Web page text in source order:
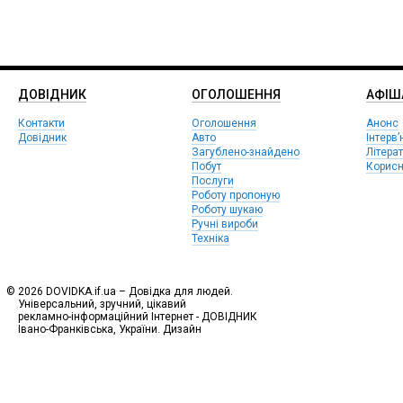
ДОВІДНИК
Контакти
Довідник
ОГОЛОШЕННЯ
Оголошення
Авто
Загублено-знайдено
Побут
Послуги
Роботу пропоную
Роботу шукаю
Ручні вироби
Техніка
Анонс
© 2026 DOVIDKA.if.ua – Довідка для людей.
Універсальний, зручний, цікавий
рекламно-інформаційний Інтернет - ДОВІДНИК
Івано-Франківська, України. Дизайн